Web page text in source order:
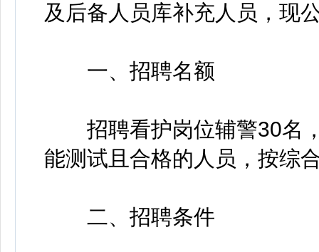
及后备人员库补充人员，现
一、招聘名额
招聘看护岗位辅警30名，
能测试且合格的人员，按综
二、招聘条件